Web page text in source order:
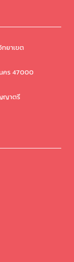
ยาเขต
คร 47000
ญาตรี